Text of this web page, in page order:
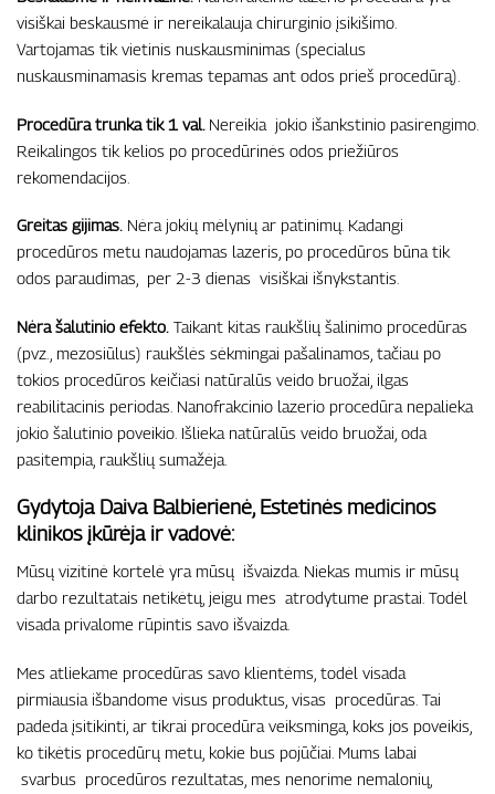
visiškai beskausmė ir nereikalauja chirurginio įsikišimo.
Vartojamas tik vietinis nuskausminimas (specialus
nuskausminamasis kremas tepamas ant odos prieš procedūrą).
Procedūra trunka tik 1 val. Nereikia jokio išankstinio pasirengimo.
Reikalingos tik kelios po procedūrinės odos priežiūros
rekomendacijos.
Greitas gijimas. Nėra jokių mėlynių ar patinimų. Kadangi
procedūros metu naudojamas lazeris, po procedūros būna tik
odos paraudimas, per 2-3 dienas visiškai išnykstantis.
Nėra šalutinio efekto. Taikant kitas raukšlių šalinimo procedūras
(pvz., mezosiūlus) raukšlės sėkmingai pašalinamos, tačiau po
tokios procedūros keičiasi natūralūs veido bruožai, ilgas
reabilitacinis periodas. Nanofrakcinio lazerio procedūra nepalieka
jokio šalutinio poveikio. Išlieka natūralūs veido bruožai, oda
pasitempia, raukšlių sumažėja.
Gydytoja Daiva Balbierienė, Estetinės medicinos
klinikos įkūrėja ir vadovė:
Mūsų vizitinė kortelė yra mūsų išvaizda. Niekas mumis ir mūsų
darbo rezultatais netikėtų, jeigu mes atrodytume prastai. Todėl
visada privalome rūpintis savo išvaizda.
Mes atliekame procedūras savo klientėms, todėl visada
pirmiausia išbandome visus produktus, visas procedūras. Tai
padeda įsitikinti, ar tikrai procedūra veiksminga, koks jos poveikis,
ko tikėtis procedūrų metu, kokie bus pojūčiai. Mums labai
svarbus procedūros rezultatas, mes nenorime nemalonių,